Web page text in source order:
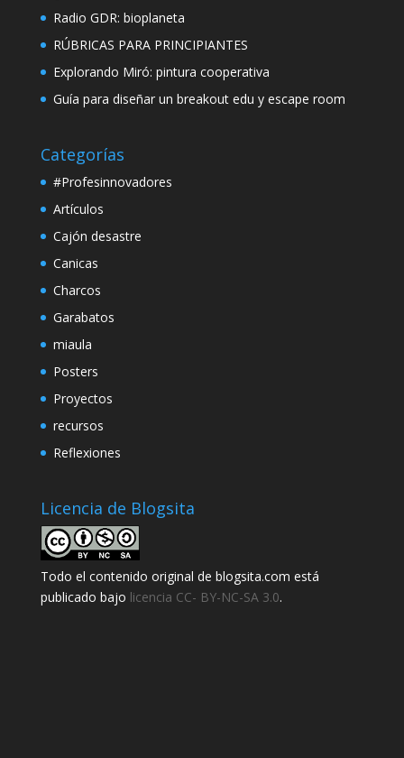
Radio GDR: bioplaneta
RÚBRICAS PARA PRINCIPIANTES
Explorando Miró: pintura cooperativa
Guía para diseñar un breakout edu y escape room
Categorías
#Profesinnovadores
Artículos
Cajón desastre
Canicas
Charcos
Garabatos
miaula
Posters
Proyectos
recursos
Reflexiones
Licencia de Blogsita
Todo el contenido original de blogsita.com está
publicado bajo licencia CC- BY-NC-SA 3.0.